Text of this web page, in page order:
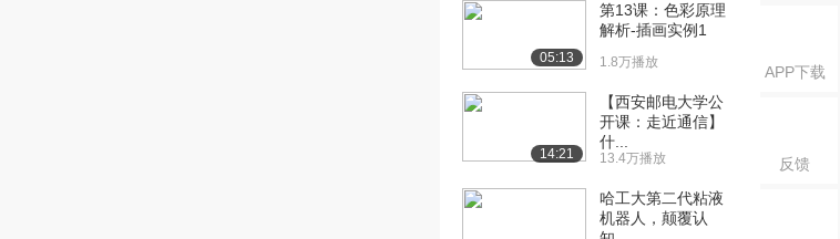
APP下载
反馈
课：三态门
课：CMOS门
[20] 哈尔滨工业大学公开
课：CMOS传输...
05:13
第13课：色彩原理
解析-插画实例1
1.8万播放
14:21
【西安邮电大学公
开课：走近通信】
什...
13.4万播放
哈工大第二代粘液
机器人，颠覆认